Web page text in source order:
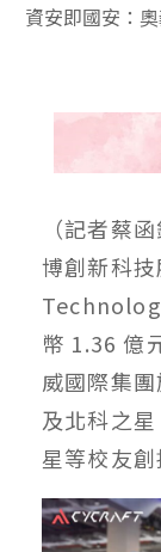
資安即國安：
（記者蔡
博創新科
幣 1.36 億
威國際集
及北科之
星等校友